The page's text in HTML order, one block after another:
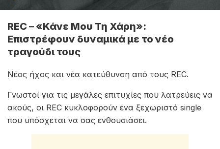
REC – «Κάνε Μου Τη Χάρη»:
Επιστρέφουν δυναμικά με το νέο
τραγούδι τους
Νέος ήχος και νέα κατεύθυνση από τους REC.
Γνωστοί για τις μεγάλες επιτυχίες που λατρεύεις να
ακούς, οι REC κυκλοφορούν ένα ξεχωριστό single
που υπόσχεται να σας ενθουσιάσει.